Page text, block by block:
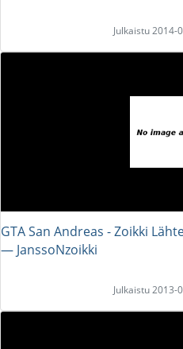
Julkaistu
GTA San Andreas - Zoikki
― JanssoNzoikki
Julkaistu